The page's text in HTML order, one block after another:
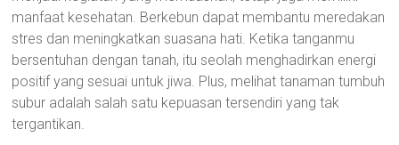
manfaat kesehatan. Berkebun dapat membantu meredakan
stres dan meningkatkan suasana hati. Ketika tanganmu
bersentuhan dengan tanah, itu seolah menghadirkan energi
positif yang sesuai untuk jiwa. Plus, melihat tanaman tumbuh
subur adalah salah satu kepuasan tersendiri yang tak
tergantikan.